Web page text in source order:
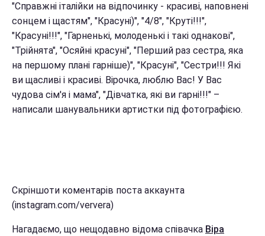
"Справжні італійки на відпочинку - красиві, наповнені
сонцем і щастям", "Красуні)", "4/8", "Круті!!!",
"Красуні!!!", "Гарненькі, молоденькі і такі однакові",
"Трійнята", "Осяйні красуні", "Перший раз сестра, яка
на першому плані гарніше)", "Красуні", "Сестри!!! Які
ви щасливі і красиві. Вірочка, люблю Вас! У Вас
чудова сім'я і мама", "Дівчатка, які ви гарні!!!" –
написали шанувальники артистки під фотографією.
Скріншоти коментарів поста аккаунта
(instagram.com/ververa)
Нагадаємо, що нещодавно відома співачка Віра